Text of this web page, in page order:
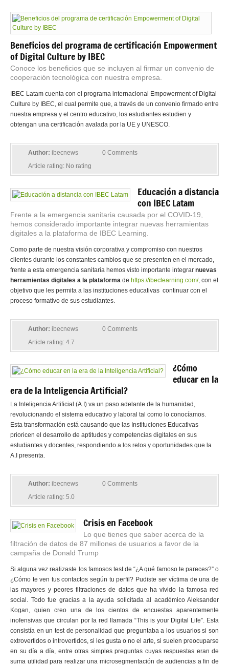
Beneficios del programa de certificación Empowerment
of Digital Culture by IBEC
Conoce los beneficios que se incluyen al firmar un convenio de
cooperación tecnológica con nuestra empresa.
IBEC Latam cuenta con el programa internacional Empowerment of Digital
Culture by IBEC, el cual permite que, a través de un convenio firmado entre
nuestra empresa y el centro educativo, los estudiantes estudien y
obtengan una certificación avalada por la UE y UNESCO.
Author: ibecnews
0 Comments
Article rating: No rating
Educación a distancia
con IBEC Latam
Frente a la emergencia sanitaria causada por el COVID-19,
hemos considerado importante integrar nuevas herramientas
digitales a la plataforma de IBEC Learning.
Como parte de nuestra visión corporativa y compromiso con nuestros
clientes durante los constantes cambios que se presenten en el mercado,
frente a esta emergencia sanitaria hemos visto importante integrar nuevas
herramientas digitales a la plataforma de https://ibeclearning.com/, con el
objetivo que les permita a las instituciones educativas continuar con el
proceso formativo de sus estudiantes.
Author: ibecnews
0 Comments
Article rating: 4.7
¿Cómo
educar en la
era de la Inteligencia Artificial?
La Inteligencia Artificial (A.I) va un paso adelante de la humanidad,
revolucionando el sistema educativo y laboral tal como lo conocíamos.
Esta transformación está causando que las Instituciones Educativas
prioricen el desarrollo de aptitudes y competencias digitales en sus
estudiantes y docentes, respondiendo a los retos y oportunidades que la
A.I presenta.
Author: ibecnews
0 Comments
Article rating: 5.0
Crisis en Facebook
Lo que tienes que saber acerca de la
filtración de datos de 87 millones de usuarios a favor de la
campaña de Donald Trump
Si alguna vez realizaste los famosos test de “¿A qué famoso te pareces?” o
¿Cómo te ven tus contactos según tu perfil? Pudiste ser víctima de una de
las mayores y peores filtraciones de datos que ha vivido la famosa red
social. Todo fue gracias a la ayuda solicitada al académico Aleksander
Kogan, quien creo una de los cientos de encuestas aparentemente
inofensivas que circulan por la red llamada “This is your Digital Life”. Esta
consistía en un test de personalidad que preguntaba a los usuarios si son
extrovertidos o introvertidos, si les gusta o no el arte, si suelen preocuparse
en su día a día, entre otras simples preguntas cuyas respuestas eran de
suma utilidad para realizar una microsegmentación de audiencias a fin de